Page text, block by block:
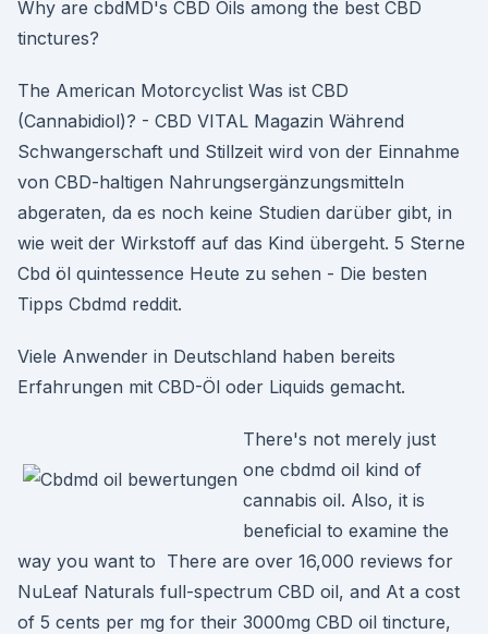
Why are cbdMD's CBD Oils among the best CBD
tinctures?
The American Motorcyclist Was ist CBD
(Cannabidiol)? - CBD VITAL Magazin Während
Schwangerschaft und Stillzeit wird von der Einnahme
von CBD-haltigen Nahrungsergänzungsmitteln
abgeraten, da es noch keine Studien darüber gibt, in
wie weit der Wirkstoff auf das Kind übergeht. 5 Sterne
Cbd öl quintessence Heute zu sehen - Die besten
Tipps Cbdmd reddit.
Viele Anwender in Deutschland haben bereits
Erfahrungen mit CBD-Öl oder Liquids gemacht.
There's not merely just
one cbdmd oil kind of
cannabis oil. Also, it is
beneficial to examine the
way you want to There are over 16,000 reviews for
NuLeaf Naturals full-spectrum CBD oil, and At a cost
of 5 cents per mg for their 3000mg CBD oil tincture,